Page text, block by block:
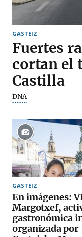
GASTEIZ
Fuertes
cortan el
Castilla
DNA
GASTEIZ
En imágenes:
Margotxef,
gastronómica
organizada por